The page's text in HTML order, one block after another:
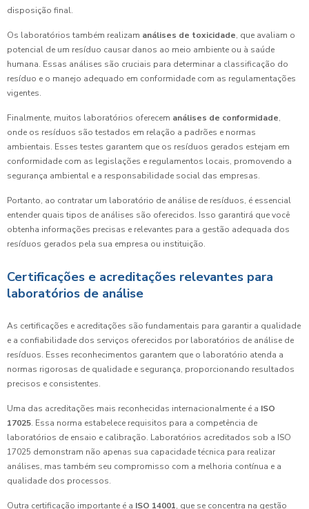
disposição final.
Os laboratórios também realizam análises de toxicidade, que avaliam o
potencial de um resíduo causar danos ao meio ambiente ou à saúde
humana. Essas análises são cruciais para determinar a classificação do
resíduo e o manejo adequado em conformidade com as regulamentações
vigentes.
Finalmente, muitos laboratórios oferecem análises de conformidade,
onde os resíduos são testados em relação a padrões e normas
ambientais. Esses testes garantem que os resíduos gerados estejam em
conformidade com as legislações e regulamentos locais, promovendo a
segurança ambiental e a responsabilidade social das empresas.
Portanto, ao contratar um laboratório de análise de resíduos, é essencial
entender quais tipos de análises são oferecidos. Isso garantirá que você
obtenha informações precisas e relevantes para a gestão adequada dos
resíduos gerados pela sua empresa ou instituição.
Certificações e acreditações relevantes para
laboratórios de análise
As certificações e acreditações são fundamentais para garantir a qualidade
e a confiabilidade dos serviços oferecidos por laboratórios de análise de
resíduos. Esses reconhecimentos garantem que o laboratório atenda a
normas rigorosas de qualidade e segurança, proporcionando resultados
precisos e consistentes.
Uma das acreditações mais reconhecidas internacionalmente é a ISO
17025. Essa norma estabelece requisitos para a competência de
laboratórios de ensaio e calibração. Laboratórios acreditados sob a ISO
17025 demonstram não apenas sua capacidade técnica para realizar
análises, mas também seu compromisso com a melhoria contínua e a
qualidade dos processos.
Outra certificação importante é a ISO 14001, que se concentra na gestão